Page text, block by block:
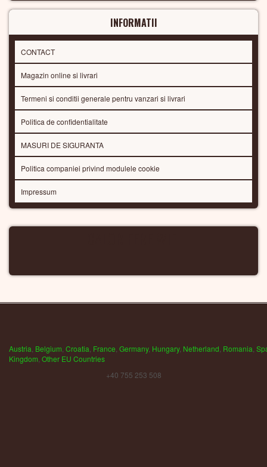
INFORMATII
CONTACT
Magazin online si livrari
Termeni si conditii generale pentru vanzari si livrari
Politica de confidentialitate
MASURI DE SIGURANTA
Politica companiei privind modulele cookie
Impressum
Austria Belgium Croatia France Germany, Hungary, Netherland Romania
Kingdom Other EU Countries
+40 755 253 508